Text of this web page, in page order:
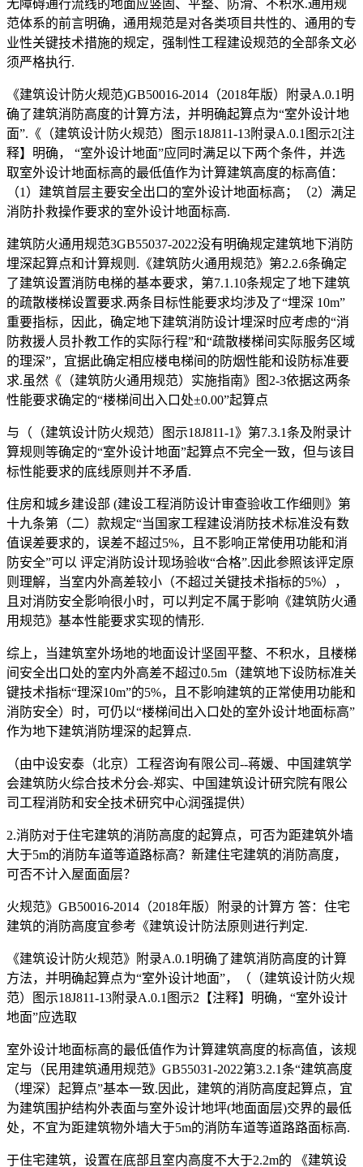
无障碍通行流线的地面应竖固、平整、防滑、不积水.通用规
范体系的前言明确，通用规范是对各类项目共性的、通用的专
业性关键技术措施的规定，强制性工程建设规范的全部条文必
须严格执行.
《建筑设计防火规范)GB50016-2014（2018年版）附录A.0.1明
确了建筑消防高度的计算方法，并明确起算点为“室外设计地
面”.《（建筑设计防火规范）图示18J811-13附录A.0.1图示2[注
释】明确， “室外设计地面”应同时满足以下两个条件，并选
取室外设计地面标高的最低值作为计算建筑高度的标高值：
（1）建筑首层主要安全出口的室外设计地面标高；（2）满足
消防扑救操作要求的室外设计地面标高.
建筑防火通用规范3GB55037-2022没有明确规定建筑地下消防
埋深起算点和计算规则.《建筑防火通用规范》第2.2.6条确定
了建筑设置消防电梯的基本要求，第7.1.10条规定了地下建筑
的疏散楼梯设置要求.两条目标性能要求均涉及了“埋深 10m”
重要指标，因此，确定地下建筑消防设计埋深时应考虑的“消
防救援人员扑教工作的实际行程”和“疏散楼梯间实际服务区域
的理深”，宜据此确定相应楼电梯间的防烟性能和设防标准要
求.虽然《（建筑防火通用规范）实施指南》图2-3依据这两条
性能要求确定的“楼梯间出入口处±0.00”起算点
与（（建筑设计防火规范）图示18J811-1》第7.3.1条及附录计
算规则等确定的“室外设计地面”起算点不完全一致，但与该目
标性能要求的底线原则并不矛盾.
住房和城乡建设部 (建设工程消防设计审查验收工作细则》第
十九条第（二）款规定“当国家工程建设消防技术标准没有数
值误差要求的，误差不超过5%，且不影响正常使用功能和消
防安全”可以 评定消防设计现场验收“合格”.因此参照该评定原
则理解，当室内外高差较小（不超过关键技术指标的5%），
且对消防安全影响很小时，可以判定不属于影响《建筑防火通
用规范》基本性能要求实现的情形.
综上，当建筑室外场地的地面设计坚固平整、不积水，且楼梯
间安全出口处的室内外高差不超过0.5m（建筑地下设防标准关
键技术指标“理深10m”的5%，且不影响建筑的正常使用功能和
消防安全）时，可仍以“楼梯间出入口处的室外设计地面标高”
作为地下建筑消防埋深的起算点.
（由中设安泰（北京）工程咨询有限公司--蒋媛、中国建筑学
会建筑防火综合技术分会-郑实、中国建筑设计研究院有限公
司工程消防和安全技术研究中心润强提供）
2.消防对于住宅建筑的消防高度的起算点，可否为距建筑外墙
大于5m的消防车道等道路标高？新建住宅建筑的消防高度，
可否不计入屋面面层？
火规范》GB50016-2014（2018年版）附录的计算方 答：住宅
建筑的消防高度宜参考《建筑设计防法原则进行判定.
《建筑设计防火规范》附录A.0.1明确了建筑消防高度的计算
方法，并明确起算点为“室外设计地面”，（（建筑设计防火规
范）图示18J811-13附录A.0.1图示2【注释】明确，“室外设计
地面”应选取
室外设计地面标高的最低值作为计算建筑高度的标高值，该规
定与（民用建筑通用规范》GB55031-2022第3.2.1条“建筑高度
（埋深）起算点”基本一致.因此，建筑的消防高度起算点，宜
为建筑围护结构外表面与室外设计地坪(地面面层)交界的最低
处，不宜为距建筑物外墙大于5m的消防车道等道路路面标高.
于住宅建筑，设置在底部且室内高度不大于2.2m的 《建筑设